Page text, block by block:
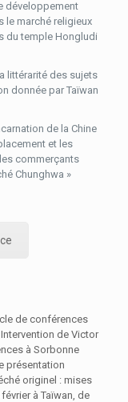
développement
le marché religieux
du temple Hongludi
littérarité des sujets
donnée par Taïwan
de la Chine
et les
commerçants
Chunghwa »
de conférences
de Victor
à Sorbonne
présentation
originel : mises
à Taïwan, de